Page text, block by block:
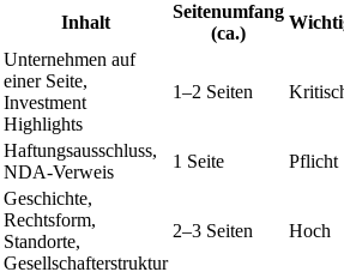
Inhalt
Seitenumfang
(ca.)
Unternehmen auf
einer Seite,
Investment
Highlights
1–2 Seiten
Haftungsausschluss,
NDA-Verweis
1 Seite Pflicht
Geschichte,
Rechtsform,
Standorte,
Gesellschafterstruktur
2–3 Seiten Hoch